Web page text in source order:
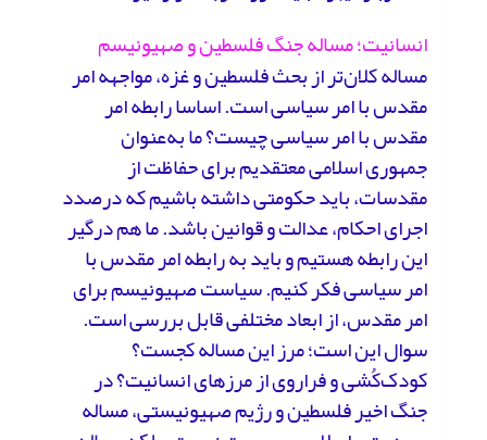
انسانیت؛ مساله جنگ فلسطین و صهیونیسم
مساله کلان‌تر از بحث فلسطین و غزه، مواجهه امر
مقدس با امر سیاسی است. اساسا رابطه امر
مقدس با امر سیاسی چیست؟ ما به‌عنوان
جمهوری اسلامی معتقدیم برای حفاظت از
مقدسات، باید حکومتی داشته باشیم که درصدد
اجرای احکام، عدالت و قوانین باشد. ما هم درگیر
این رابطه هستیم و باید به رابطه امر مقدس با
امر سیاسی فکر کنیم. سیاست‌ صهیونیسم برای
امر مقدس، از ابعاد مختلفی قابل بررسی است.
سوال این است؛ مرز این مساله کجست؟
کودک‌کُشی و فراروی از مرزهای انسانیت؟ در
جنگ اخیر فلسطین و رژیم صهیونیستی، مساله